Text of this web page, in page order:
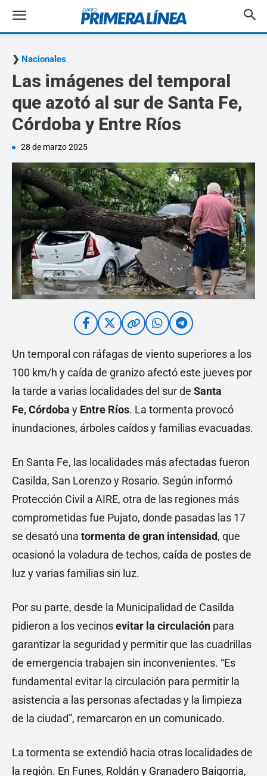
Nacionales
Las imágenes del temporal
que azotó al sur de Santa Fe,
Córdoba y Entre Ríos
28 de marzo 2025
Un temporal con ráfagas de viento superiores a los
100 km/h y caída de granizo afectó este jueves por
la tarde a varias localidades del sur de Santa
Fe,Córdoba y Entre Ríos. La tormenta provocó
inundaciones, árboles caídos y familias evacuadas.
En Santa Fe, las localidades más afectadas fueron
Casilda, San Lorenzo y Rosario. Según informó
Protección Civil a AIRE, otra de las regiones más
comprometidas fue Pujato, donde pasadas las 17
se desató una tormenta de gran intensidad, que
ocasionó la voladura de techos, caída de postes de
luz y varias familias sin luz.
Por su parte, desde la Municipalidad de Casilda
pidieron a los vecinosevitar la circulación para
garantizar la seguridad y permitir que las cuadrillas
de emergencia trabajen sin inconvenientes. “Es
fundamental evitar la circulación para permitir la
asistencia a las personas afectadas y la limpieza
de la ciudad”, remarcaron en un comunicado.
La tormenta se extendió hacia otras localidades de
la región. En Funes, Roldán y Granadero Baigorria,